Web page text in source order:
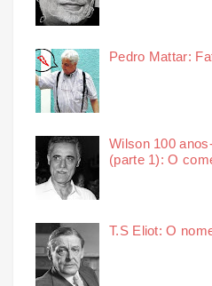
Pedro Mattar:
Wilson 100
(parte 1): O
T.S Eliot: O